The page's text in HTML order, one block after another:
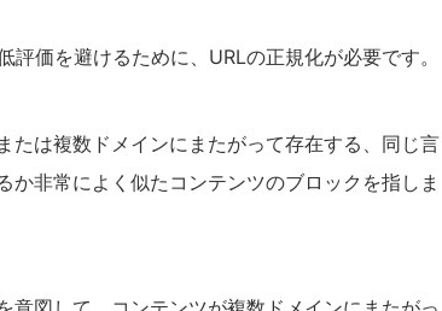
価を避けるために、URLの正規化が必要です。
たは複数ドメインにまたがって存在する、同じ言
か非常によく似たコンテンツのブロックを指しま